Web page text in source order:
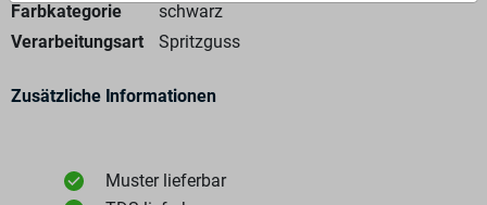
Farbkategorie
schwarz
Verarbeitungsart
Spritzguss
Zusätzliche Informationen
Muster lieferbar